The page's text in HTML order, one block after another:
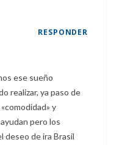
RESPONDER
ese sueño
realizar, ya paso de
y
pero los
deseo de ira Brasil